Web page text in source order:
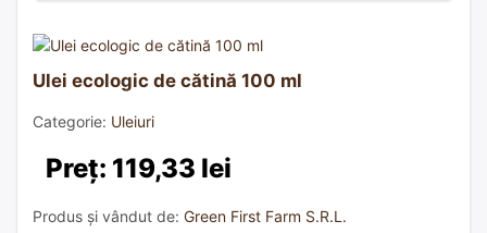
Ulei ecologic de cătină 100 ml
Categorie: Uleiuri
Preț: 119,33 lei
Produs și vândut de: Green First Farm S.R.L.